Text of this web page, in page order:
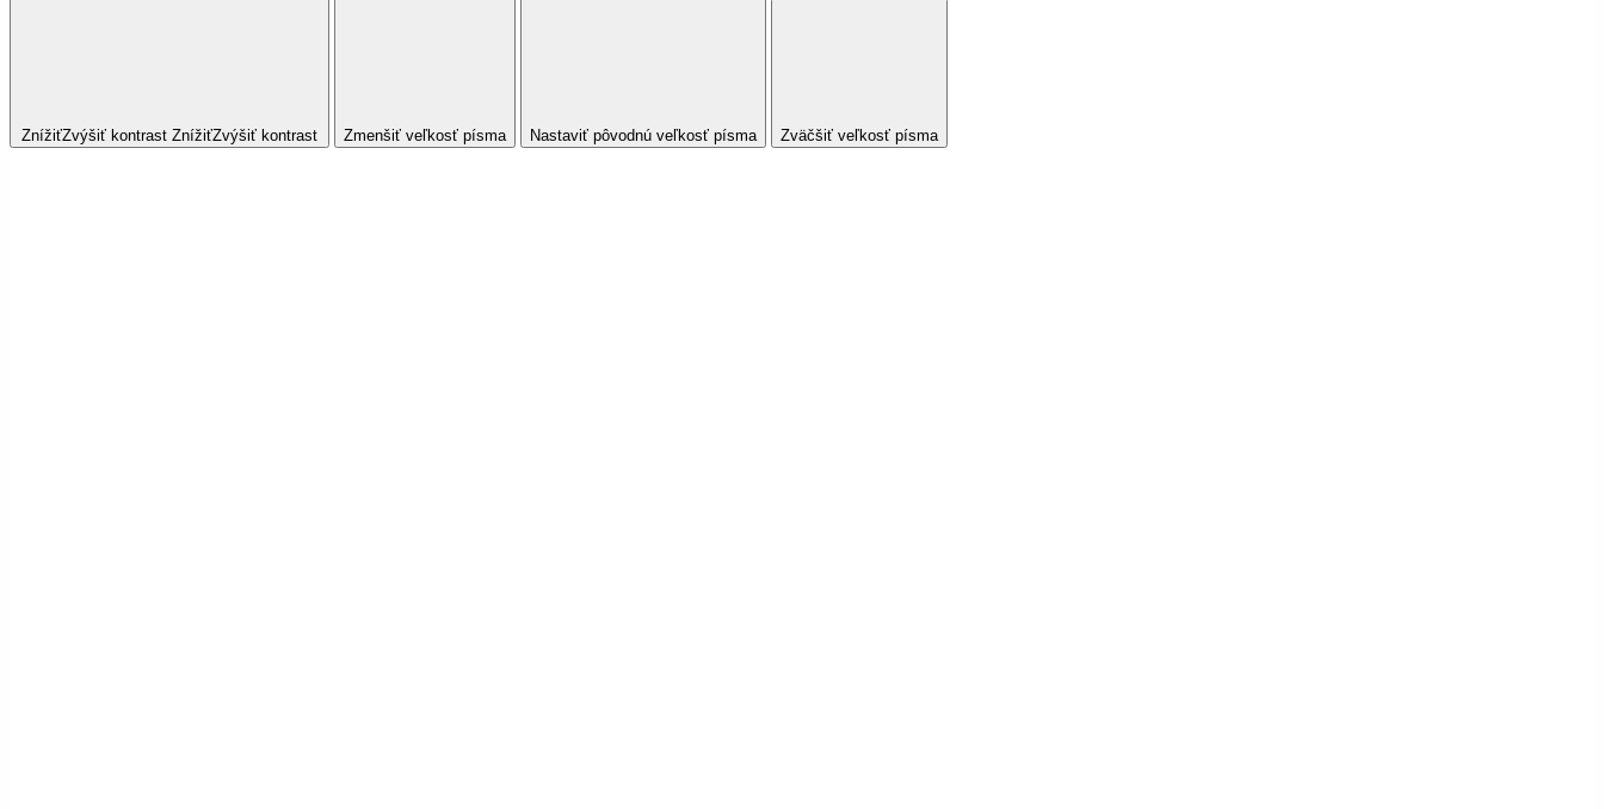
ZnížiťZvýšiť kontrast ZnížiťZvýšiť kontrast Zmenšiť veľkosť písma Nastaviť pôvodnú veľkosť písma Zväčšiť veľkosť písma